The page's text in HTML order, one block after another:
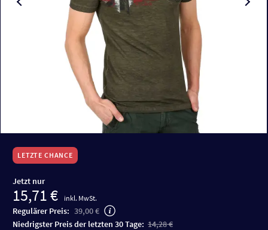
LETZTE CHANCE
Jetzt nur
15,71 € inkl. MwSt.
Regulärer Preis: 39,00 €
niedrigster Preis der letzten 30 Tage: 14,28 €